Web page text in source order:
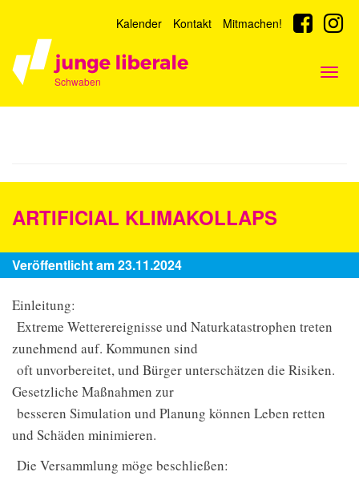
Schwaben
Kalender Kontakt Mitmachen!
ARTIFICIAL KLIMAKOLLAPS
Veröffentlicht am 23.11.2024
Einleitung:
Extreme Wetterereignisse und Naturkatastrophen treten
zunehmend auf. Kommunen sind
oft unvorbereitet, und Bürger unterschätzen die Risiken.
Gesetzliche Maßnahmen zur
besseren Simulation und Planung können Leben retten
und Schäden minimieren.
Die Versammlung möge beschließen: